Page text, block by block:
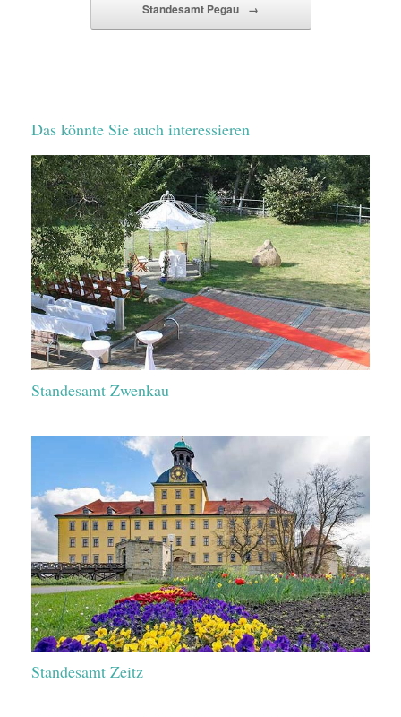
Standesamt Pegau →
Das könnte Sie auch interessieren
Standesamt Zwenkau
Standesamt Zeitz